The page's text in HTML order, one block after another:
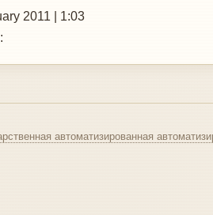
2011 | 1:03
автоматизированная